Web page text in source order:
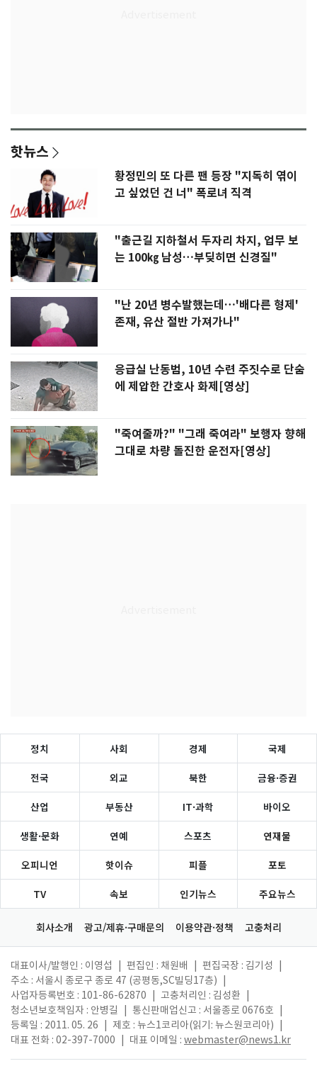
핫뉴스
황정민의 또 다른 팬 등장 "지독히 엮이
고 싶었던 건 너" 폭로녀 직격
"출근길 지하철서 두자리 차지, 업무 보
는 100㎏ 남성…부딪히면 신경질"
"난 20년 병수발했는데…'배다른 형제'
존재, 유산 절반 가져가나"
응급실 난동범, 10년 수련 주짓수로 단숨
에 제압한 간호사 화제[영상]
"죽여줄까?" "그래 죽여라" 보행자 향해
그대로 차량 돌진한 운전자[영상]
정치 사회 경제 국제
전국 외교 북한 금융·증권
산업 부동산 IT·과학 바이오
생활·문화 연예 스포츠 연재물
오피니언 핫이슈 피플 포토
TV 속보 인기뉴스 주요뉴스
회사소개 광고/제휴·구매문의 이용약관·정책 고충처리
대표이사/발행인 : 이영섭 편집인 : 채원배 편집국장 : 김기성
주소 : 서울시 종로구 종로 47 (공평동,SC빌딩17층)
사업자등록번호 : 101-86-62870
고충처리인 : 김성환
청소년보호책임자 : 안병길
통신판매업신고 : 서울종로 0676호
등록일 : 2011. 05. 26
제호 : 뉴스1코리아(읽기: 뉴스원코리아)
대표 전화 : 02-397-7000
대표 이메일 : webmaster@news1.kr